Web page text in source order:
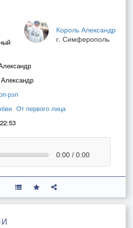
Король Александр
г. Симферополь
Александр
рэп
От первого лица
0:00 / 0:00